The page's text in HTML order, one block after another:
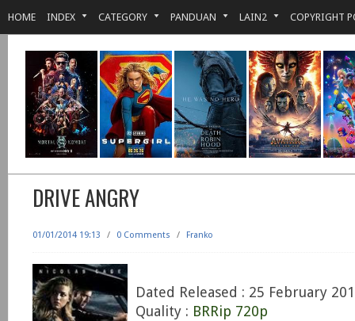
HOME INDEX CATEGORY PANDUAN LAIN2 COPYRIGHT
DRIVE ANGRY
01/01/2014 19:13 / 0 Comments / Franko
Dated Released : 25 February
Quality : BRRip 720p